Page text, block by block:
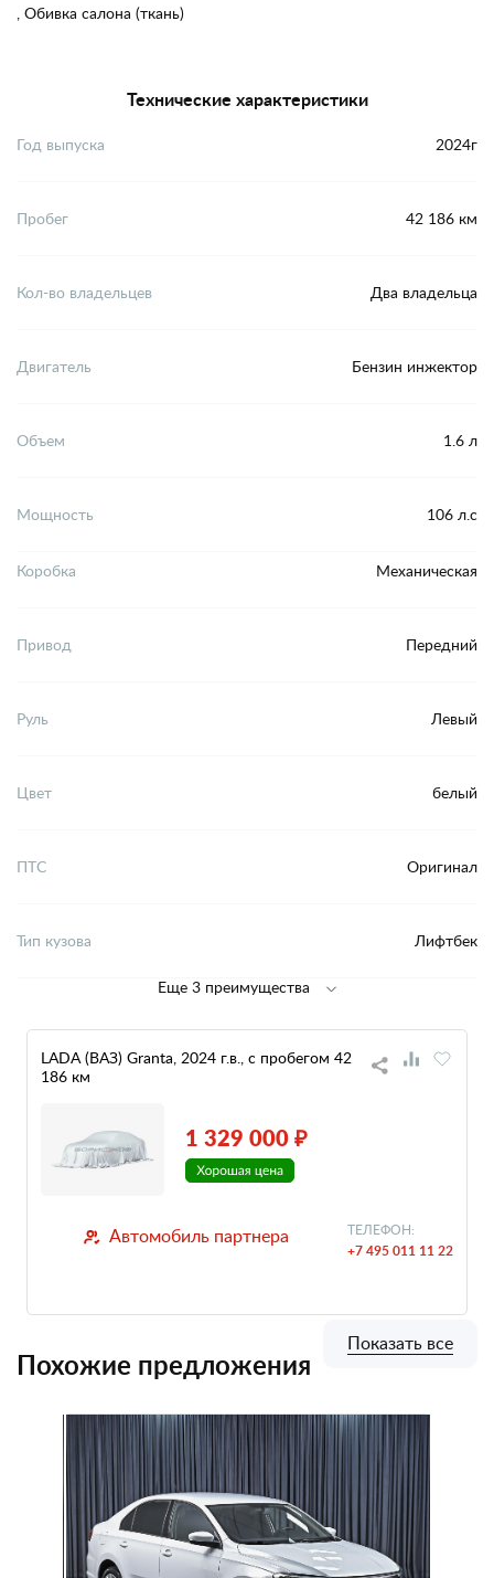
, Обивка салона (ткань)
Технические характеристики
Год выпуска 2024г
Пробег 42 186 км
Кол-во владельцев Два владельца
Двигатель Бензин инжектор
Объем 1.6 л
Мощность 106 л.с
Коробка Механическая
Привод Передний
Руль Левый
Цвет белый
ПТС Оригинал
Тип кузова Лифтбек
Еще 3 преимущества
LADA (ВАЗ) Granta, 2024 г.в., с пробегом 42
186 км
1 329 000 ₽
Автомобиль партнера ТЕЛЕФОН:
+7 495 011 11 22
Похожие предложения
Показать все